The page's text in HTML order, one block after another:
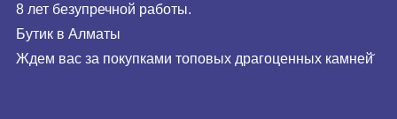
8 лет безупречной работы.
Бутик в Алматы
Ждем вас за покупками топовых драгоценных камней̆